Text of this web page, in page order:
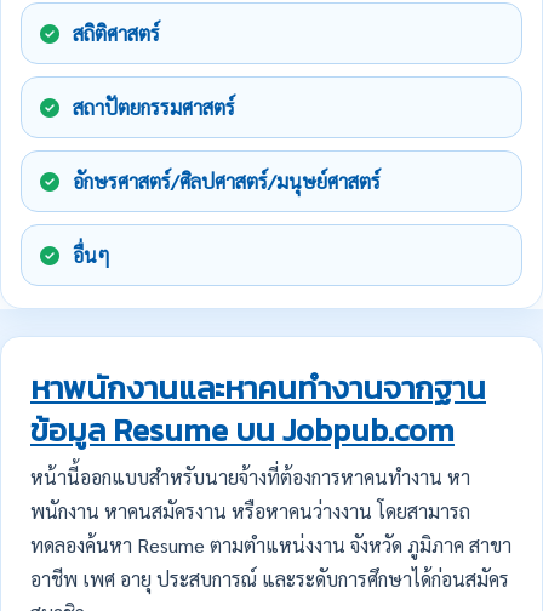
สถิติศาสตร์
สถาปัตยกรรมศาสตร์
อักษรศาสตร์/ศิลปศาสตร์/มนุษย์ศาสตร์
อื่นๆ
หาพนักงานและหาคนทำงานจากฐาน
ข้อมูล Resume บน Jobpub.com
หน้านี้ออกแบบสำหรับนายจ้างที่ต้องการหาคนทำงาน หา
พนักงาน หาคนสมัครงาน หรือหาคนว่างงาน โดยสามารถ
ทดลองค้นหา Resume ตามตำแหน่งงาน จังหวัด ภูมิภาค สาขา
อาชีพ เพศ อายุ ประสบการณ์ และระดับการศึกษาได้ก่อนสมัคร